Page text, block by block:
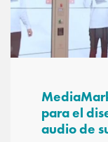
para el
audio de